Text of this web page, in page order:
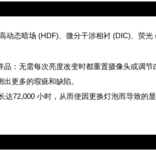
态暗场 (HDF)、微分干涉相衬 (DIC)、荧光
：无需每次亮度改变时都重置摄像头或调节
更多的瑕疵和缺陷。
72,000 小时，从而使因更换灯泡而导致的显